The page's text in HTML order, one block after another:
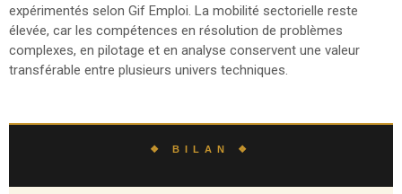
expérimentés selon Gif Emploi. La mobilité sectorielle reste
élevée, car les compétences en résolution de problèmes
complexes, en pilotage et en analyse conservent une valeur
transférable entre plusieurs univers techniques.
❖ BILAN ❖